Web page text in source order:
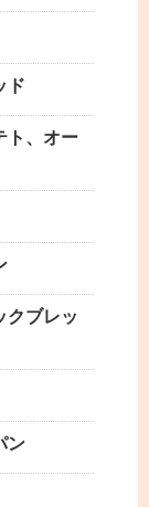
ド
ト、オー
クブレッ
ン